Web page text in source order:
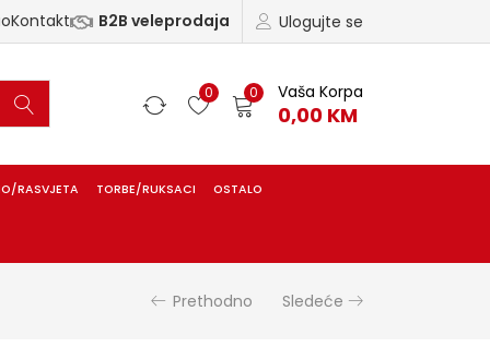
Ulogujte se
Kontakt B2B veleprodaja
0 0 Vaša Korpa
0,00 KM
RASVJETA TORBE/RUKSACI OSTALO
Prethodno Sledeće